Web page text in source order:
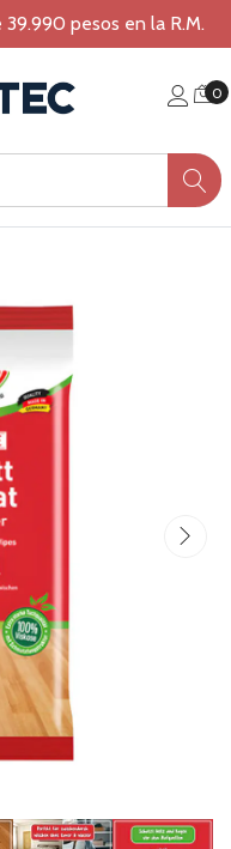
pesos en la R.M.
0